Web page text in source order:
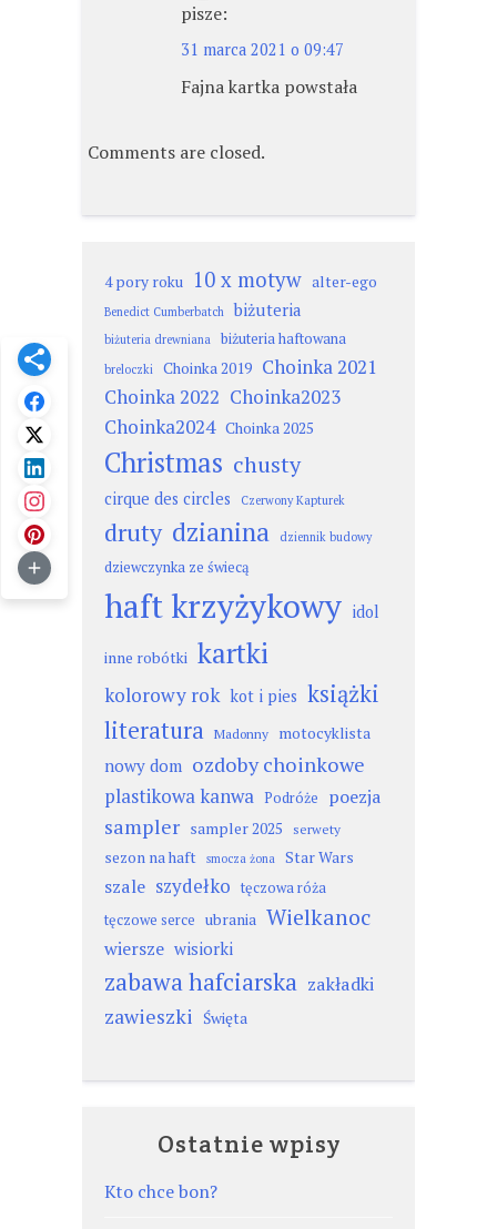
pisze:
31 marca 2021 o 09:47
Fajna kartka powstała
Comments are closed.
4 pory roku 10 x motyw alter-ego
Benedict Cumberbatch biżuteria
biżuteria drewniana biżuteria haftowana
breloczki Choinka 2019 Choinka 2021
Choinka 2022 Choinka2023
Choinka2024 Choinka 2025
Christmas chusty
cirque des circles Czerwony Kapturek
druty dzianina dziennik budowy
dziewczynka ze świecą
haft krzyżykowy idol
inne robótki kartki
kolorowy rok kot i pies książki
literatura Madonny motocyklista
nowy dom ozdoby choinkowe
plastikowa kanwa Podróże poezja
sampler sampler 2025 serwety
sezon na haft smocza żona Star Wars
szale szydełko tęczowa róża
tęczowe serce ubrania Wielkanoc
wiersze wisiorki
zabawa hafciarska zakładki
zawieszki Święta
Ostatnie wpisy
Kto chce bon?